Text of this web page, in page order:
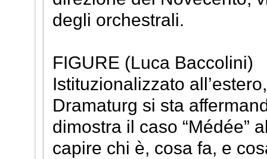
degli orchestrali.
FIGURE (Luca Baccolini)
Istituzionalizzato
Dramaturg si sta
dimostra il caso “Médée”
capire chi è, cosa fa, e